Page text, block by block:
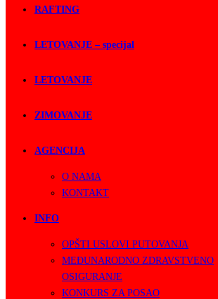
RAFTING
LETOVANJE – specijal
LETOVANJE
ZIMOVANJE
AGENCIJA
O NAMA
KONTAKT
INFO
OPŠTI USLOVI PUTOVANJA
MEĐUNARODNO ZDRAVSTVENO
OSIGURANJE
KONKURS ZA POSAO